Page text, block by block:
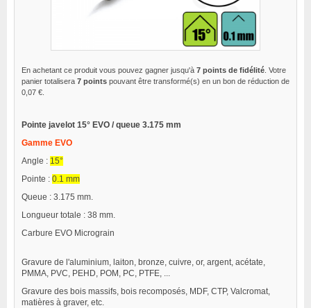
En achetant ce produit vous pouvez gagner jusqu'à 7 points de fidélité . Votre
panier totalisera 7 points pouvant être transformé(s) en un bon de réduction de
0,07 €
Pointe javelot 15° EVO / queue 3.175 mm
Gamme EVO
Angle : 15°
Pointe : 0.1 mm
Queue : 3.175 mm.
Longueur totale : 38 mm.
Carbure EVO Micrograin
Gravure de l'aluminium, laiton, bronze, cuivre, or, argent, acétate,
PMMA, PVC, PEHD, POM, PC, PTFE, ...
Gravure des bois massifs, bois recomposés, MDF, CTP, Valcromat,
matières à graver, etc.